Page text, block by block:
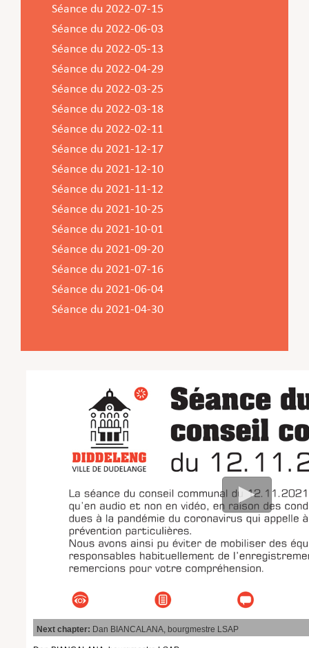
Séance du 2022-07-15
Séance du 2022-06-03
Séance du 2022-05-13
Séance du 2022-04-29
Séance du 2022-03-25
Séance du 2022-03-18
Séance du 2022-02-11
Séance du 2021-12-17
Séance du 2021-12-10
Séance du 2021-11-12
Séance du 2021-10-25
Séance du 2021-10-01
Séance du 2021-09-20
Séance du 2021-07-16
Séance du 2021-06-04
Séance du 2021-04-30